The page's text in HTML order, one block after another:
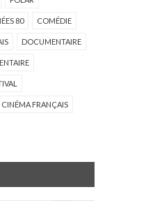
80 COMÉDIE
DOCUMENTAIRE
CINÉMA FRANÇAIS